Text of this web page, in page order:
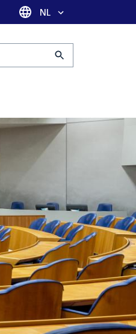
Taal selectie
NL